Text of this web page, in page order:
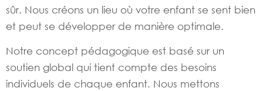
sûr. Nous créons un lieu où votre enfant se sent bien
et peut se développer de manière optimale.
Notre concept pédagogique est basé sur un
soutien global qui tient compte des besoins
individuels de chaque enfant. Nous mettons